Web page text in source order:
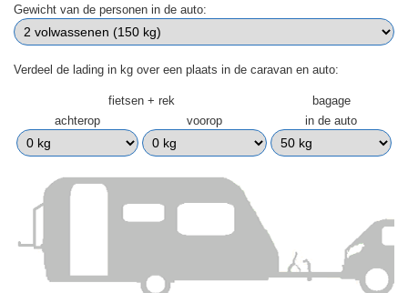
Gewicht van de personen in de auto:
Verdeel de lading in kg over een plaats in de caravan en auto:
fietsen + rek
bagage
achterop
voorop in de auto